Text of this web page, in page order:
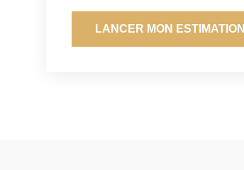
LANCER MON ESTIMATION